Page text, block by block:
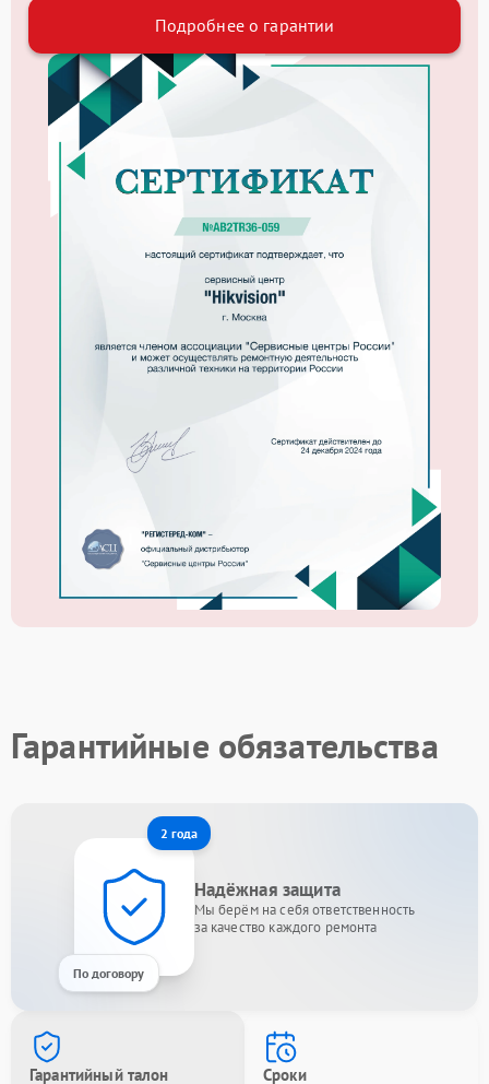
Подробнее о гарантии
Гарантийные обязательства
2 года
По договору
Надёжная защита
Мы берём на себя ответственность
за качество каждого ремонта
Гарантийный талон Сроки